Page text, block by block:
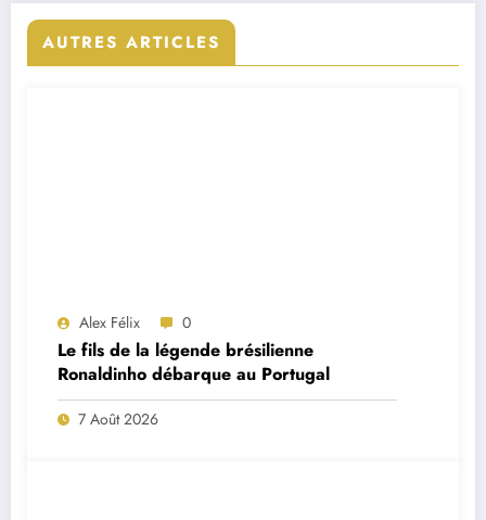
AUTRES ARTICLES
Alex Félix 0
Le fils de la légende brésilienne
Ronaldinho débarque au Portugal
7 Août 2026